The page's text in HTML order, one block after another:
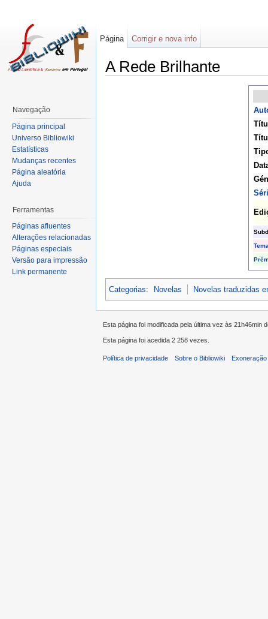
A Rede Brilhante
Categorias: Novelas Novelas traduzidas
Página Corrigir e nova info
Navegação
Página principal
Universo Bibliowiki
Estatísticas
Mudanças recentes
Página aleatória
Ajuda
Ferramentas
Páginas afluentes
Alterações relacionadas
Páginas especiais
Versão para impressão
Link permanente
Esta página foi modificada pela última vez às 21h46min
Esta página foi acedida 2 258 vezes.
Política de privacidade Sobre o Bibliowiki